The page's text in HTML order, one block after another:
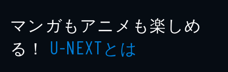
マンガもアニメも楽しめ
る！ U-NEXTとは